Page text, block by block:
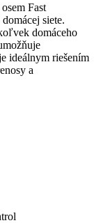
Fast
siete.
domáceho
ideálnym riešením
a